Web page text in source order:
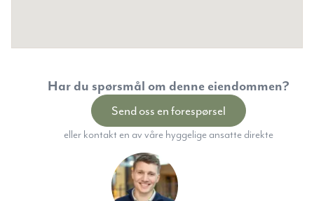
Har du spørsmål om denne eiendommen?
Send oss en forespørsel
eller kontakt en av våre hyggelige ansatte direkte